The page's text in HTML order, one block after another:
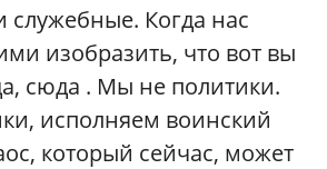
служебные. Когда нас
изобразить, что вот вы
сюда . Мы не политики.
исполняем воинский
который сейчас, может